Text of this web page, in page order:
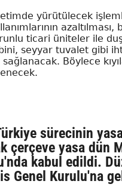
yürütülecek
ticari üniteler ile
seyyar tuvalet gibi
sağlanacak. Böylece
sürecinin
çerçeve yasa dün
kabul edildi.
Genel Kurulu'na